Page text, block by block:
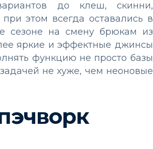
до клеш, скинни,
этом всегда оставались в
сезоне на смену брюкам из
яркие и эффектные джинсы
функцию не просто базы
не хуже, чем неоновые